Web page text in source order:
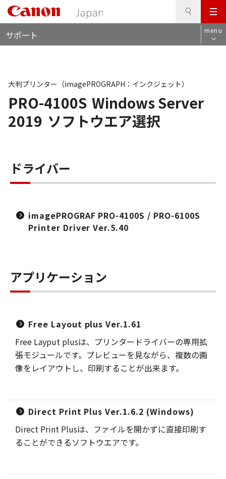
メ
ニ
ュ
サポート menu
PRO-4100S Windows Server
2019 ソフトウエア選択
大判プリンター（imagePROGRAPH：インクジェット）
ドライバー
imagePROGRAF PRO-4100S / PRO-6100S
Printer Driver Ver.5.40
アプリケーション
Free Layout plus Ver.1.61
Free Layput plusは、プリンタードライバーの専用拡
張モジュールです。プレビューを見ながら、複数の画
像をレイアウトし、印刷することが出来ます。
Direct Print Plus Ver.1.6.2 (Windows)
Direct Print Plusは、ファイルを開かずに直接印刷す
ることができるソフトウエアです。